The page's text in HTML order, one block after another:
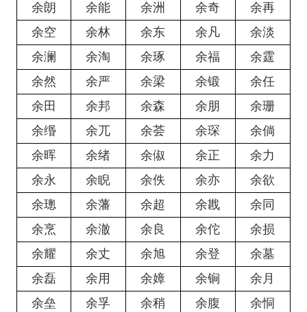
余朗
余能 余洲 余奇
余再
余空
余林 余东 余凡
余淡
余澜
余淘 余琢 余福
余霆
余然
余严 余梁 余锻
余任
余田
余邦 余森 余朋
余珊
余缗
余兀 余荟 余琛
余倘
余晖
余绪 余俶 余正
余力
余永
余睨 余佚 余亦
余欲
余璁
余藩 余超 余戡
余同
余烹
余澈 余良 余佗
余损
余耀
余丈 余旭 余登
余墓
余磊
余用 余嫜 余锏
余月
余垒
余孚 余稍 余腹
余恫